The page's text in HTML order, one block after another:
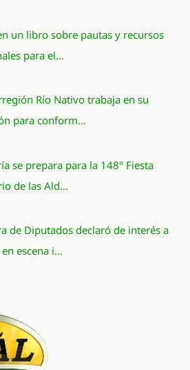
un libro sobre pautas y recursos
para el…
Río Nativo trabaja en su
para conform…
se prepara para la 148° Fiesta
de las Ald…
de Diputados declaró de interés a
escena i…